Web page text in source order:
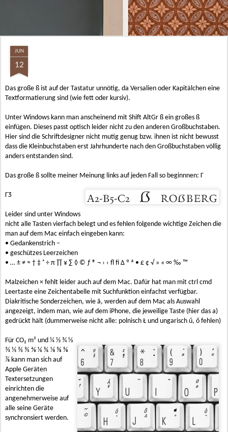
JUN
12
Das große ß ist auf der Tastatur unnötig, da Versalien oder Kapitälchen eine
Textformatierung sind (wie fett oder kursiv).
Unter Windows kann man anscheinend mit Shift AltGr ß ein großes ß
einfügen. Dieses passt optisch leider nicht zu den anderen Großbuchstaben.
Hier sind die Schriftdesigner nicht mutig genug bzw. ihnen ist nicht bewusst
dass die Kleinbuchstaben erst Jahrhunderte nach den Großbuchstaben völlig
anders entstanden sind.
Das große ß sollte meiner Meinung links auf jeden Fall so beginnnen: Γ
ΓƷ
Leider sind unter Windows
nicht alle Tasten vierfach belegt und es fehlen folgende wichtige Zeichen die
man auf dem Mac einfach eingeben kann:
• Gedankenstrich –
• geschützes Leerzeichen
• … ± ≠ ≈ † ‡ ˚ ÷ π ∏ ¥ ∑ ◊ © ƒ ® ¬ › ‹ ﬂ ﬁ ∆ º ª • £ ¢ √ » « ∞ ‰ ™
Malzeichen × fehlt leider auch auf dem Mac. Dafür hat man mit ctrl cmd
Leertaste eine Zeichentabelle mit Suchfunktion einfachst verfügbar.
Diakritische Sonderzeichen, wie ā, werden auf dem Mac als Auswahl
angezeigt, indem man, wie auf dem iPhone, die jeweilige Taste (hier das a)
gedrückt hält (dummerweise nicht alle: polnisch Ł und ungarisch ű, ő fehlen)
Für CO₂ m² und ¼ ½ ¾ ⅓
⅔ ⅕ ⅖ ⅗ ⅘ ⅙ ⅚ ⅛ ⅜ ⅝
⅞ kann man sich auf
Apple Geräten
Textersetzungen
einrichten die
angenehmerweise auf
alle seine Geräte
synchronsiert werden.